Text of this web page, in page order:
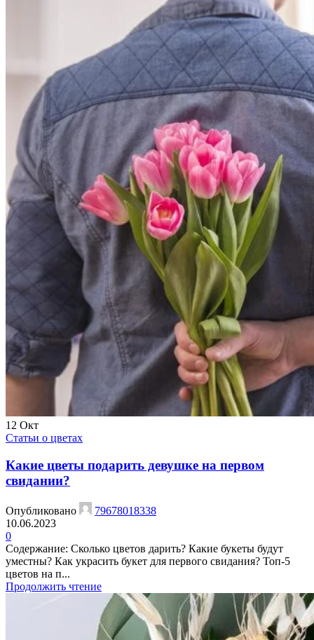
12 Окт
Статьи о цветах
Какие цветы подарить девушке на первом
свидании?
Опубликовано
79678018338
10.06.2023
0
Содержание: Сколько цветов дарить? Какие букеты будут
уместны? Как украсить букет для первого свидания? Топ-5
цветов на п...
Продолжить чтение